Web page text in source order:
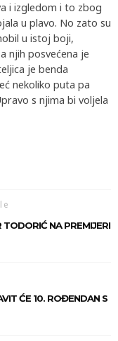
i izgledom i to zbog
u plavo. No zato su
u istoj boji,
njih posvećena je
je benda
nekoliko puta pa
s njima bi voljela
NA PREMIJERI
ĆE 10. ROĐENDAN S